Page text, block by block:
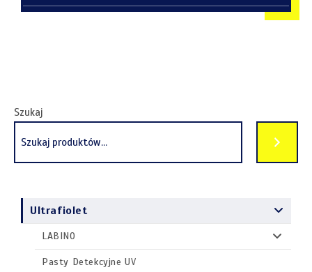
Szukaj
Ultrafiolet
LABINO
Pasty Detekcyjne UV